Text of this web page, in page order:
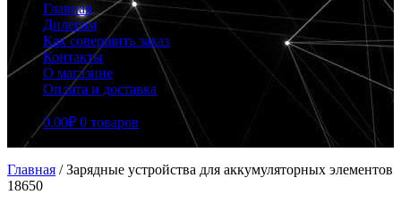
Главная
Дилерам
Как совершить заказ
Контакты
О магазине
Оплата и доставка
0.00₽ 0 товаров
Главная /Зарядные устройства для аккумуляторных элементов
18650